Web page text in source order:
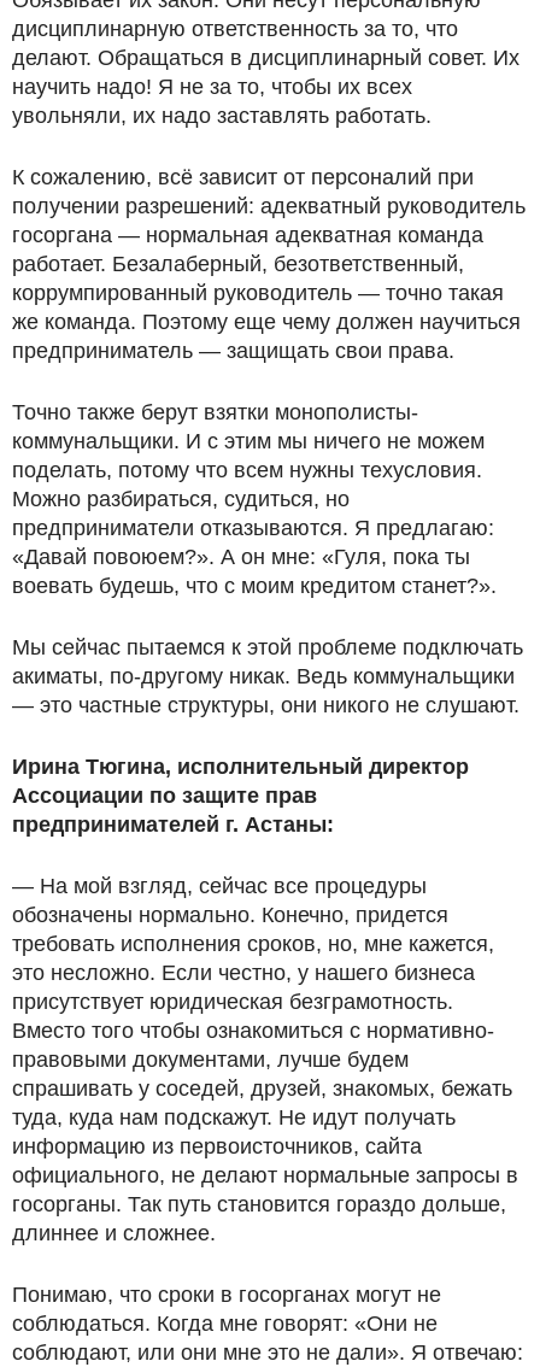
дисциплинарную ответственность за то, что
делают. Обращаться в дисциплинарный совет. Их
научить надо! Я не за то, чтобы их всех
увольняли, их надо заставлять работать.
К сожалению, всё зависит от персоналий при
получении разрешений: адекватный руководитель
госоргана — нормальная адекватная команда
работает. Безалаберный, безответственный,
коррумпированный руководитель — точно такая
же команда. Поэтому еще чему должен научиться
предприниматель — защищать свои права.
Точно также берут взятки монополисты-
коммунальщики. И с этим мы ничего не можем
поделать, потому что всем нужны техусловия.
Можно разбираться, судиться, но
предприниматели отказываются. Я предлагаю:
«Давай повоюем?». А он мне: «Гуля, пока ты
воевать будешь, что с моим кредитом станет?».
Мы сейчас пытаемся к этой проблеме подключать
акиматы, по-другому никак. Ведь коммунальщики
— это частные структуры, они никого не слушают.
Ирина Тюгина, исполнительный директор
Ассоциации по защите прав
предпринимателей г. Астаны:
— На мой взгляд, сейчас все процедуры
обозначены нормально. Конечно, придется
требовать исполнения сроков, но, мне кажется,
это несложно. Если честно, у нашего бизнеса
присутствует юридическая безграмотность.
Вместо того чтобы ознакомиться с нормативно-
правовыми документами, лучше будем
спрашивать у соседей, друзей, знакомых, бежать
туда, куда нам подскажут. Не идут получать
информацию из первоисточников, сайта
официального, не делают нормальные запросы в
госорганы. Так путь становится гораздо дольше,
длиннее и сложнее.
Понимаю, что сроки в госорганах могут не
соблюдаться. Когда мне говорят: «Они не
соблюдают, или они мне это не дали». Я отвечаю: